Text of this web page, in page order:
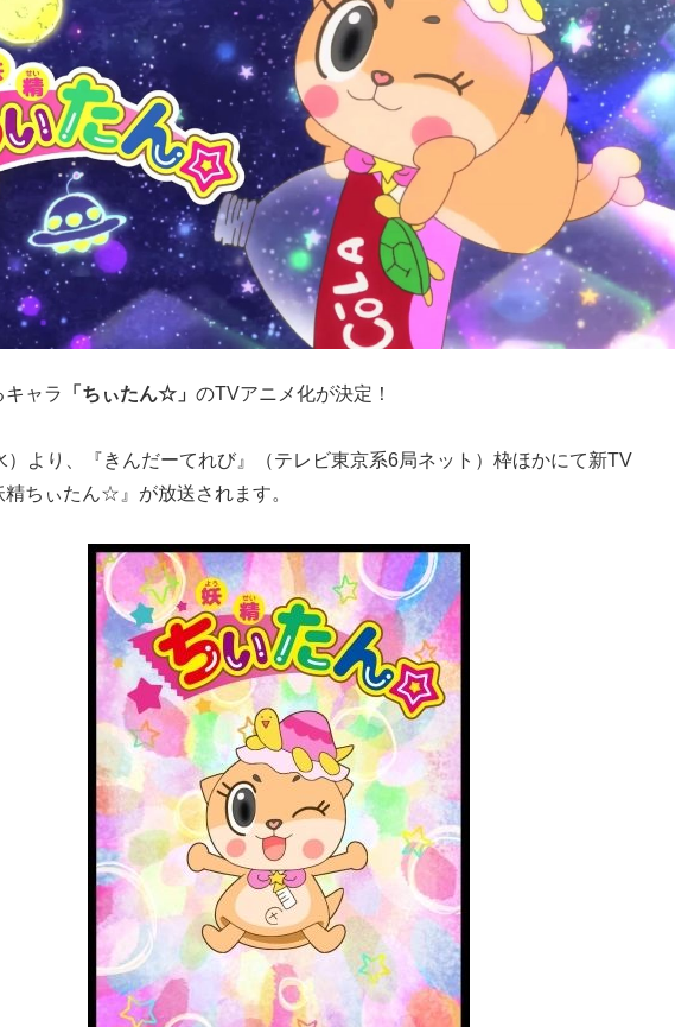
キャラ 「ちぃたん☆」 のTVアニメ化が決定！
）より、『きんだーてれび』（テレビ東京系6局ネット）枠ほかにて新TV
精ちぃたん☆』が放送されます。